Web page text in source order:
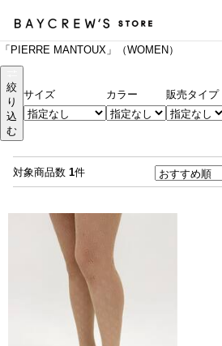
「PIERRE MANTOUX」（WOMEN）
絞
り
込
む
サイズ カラー 販売タイプ
対象商品数 1件